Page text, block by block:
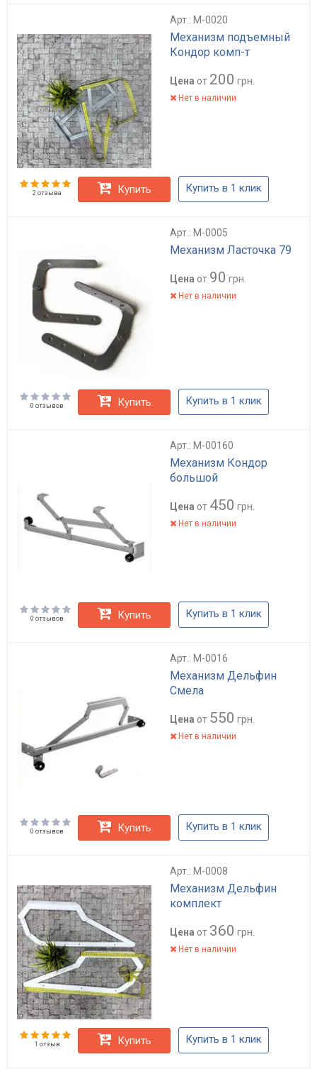
Арт.: M-0020
Механизм подъемный
Кондор комп-т
Цена от 200 грн.
Нет в наличии
2 отзыва Купить Купить в 1 клик
Арт.: M-0005
Механизм Ласточка 79
Цена от 90 грн.
Нет в наличии
0 отзывов Купить Купить в 1 клик
Арт.: M-00160
Механизм Кондор
большой
Цена от 450 грн.
Нет в наличии
0 отзывов Купить Купить в 1 клик
Арт.: M-0016
Механизм Дельфин
Смела
Цена от 550 грн.
Нет в наличии
0 отзывов Купить Купить в 1 клик
Арт.: M-0008
Механизм Дельфин
комплект
Цена от 360 грн.
Нет в наличии
1 отзыв Купить Купить в 1 клик